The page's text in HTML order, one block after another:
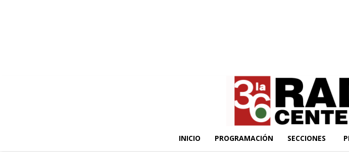
INICIO PROGRAMACIÓN SECCIONES